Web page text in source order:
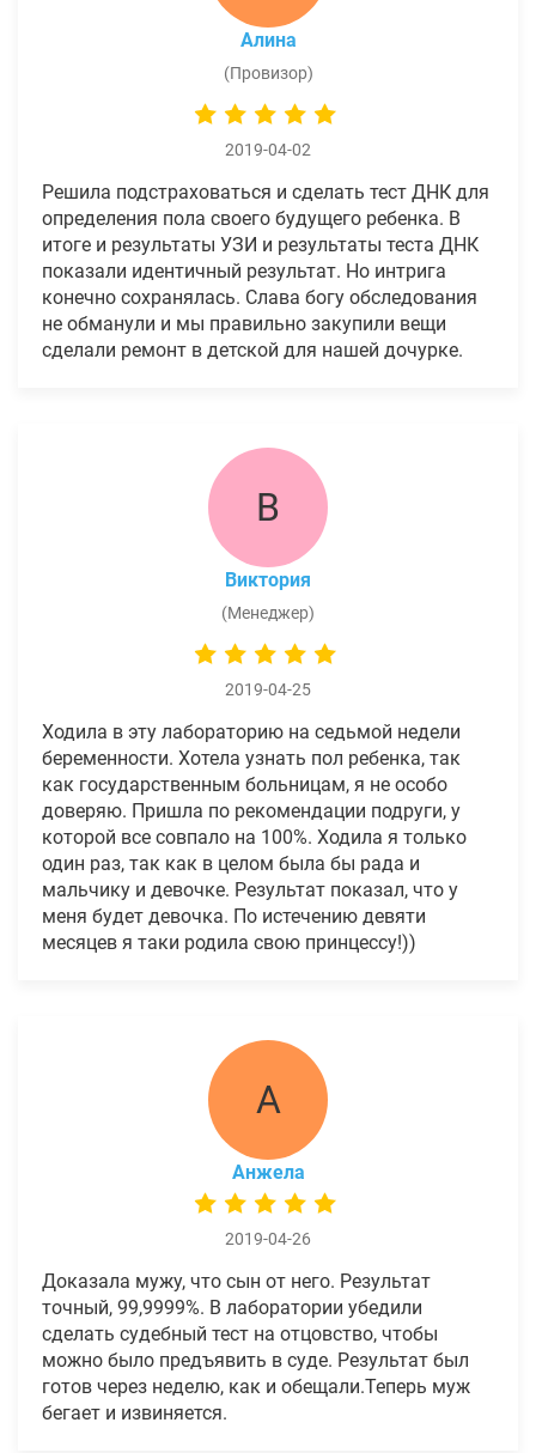
Алина
(Провизор)
2019-04-02
Решила подстраховаться и сделать тест ДНК для
определения пола своего будущего ребенка. В
итоге и результаты УЗИ и результаты теста ДНК
показали идентичный результат. Но интрига
конечно сохранялась. Слава богу обследования
не обманули и мы правильно закупили вещи
сделали ремонт в детской для нашей дочурке.
В
Виктория
(Менеджер)
2019-04-25
Ходила в эту лабораторию на седьмой недели
беременности. Хотела узнать пол ребенка, так
как государственным больницам, я не особо
доверяю. Пришла по рекомендации подруги, у
которой все совпало на 100%. Ходила я только
один раз, так как в целом была бы рада и
мальчику и девочке. Результат показал, что у
меня будет девочка. По истечению девяти
месяцев я таки родила свою принцессу!))
А
Анжела
2019-04-26
Доказала мужу, что сын от него. Результат
точный, 99,9999%. В лаборатории убедили
сделать судебный тест на отцовство, чтобы
можно было предъявить в суде. Результат был
готов через неделю, как и обещали.Теперь муж
бегает и извиняется.